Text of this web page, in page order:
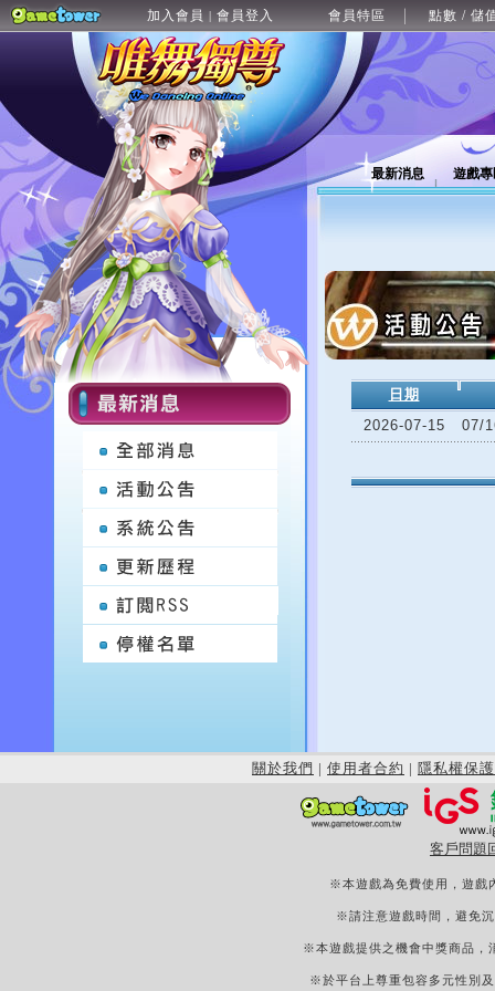
加入會員 | 會員登入 會員特區 點數 / 儲
最新消息 遊戲
日期
2026-07-15
07/
關於我們 | 使用者合約 | 隱私權保護
客戶問題
※本遊戲為免費使用，遊戲
※請注意遊戲時間，避免
※本遊戲提供之機會中獎商品，
※於平台上尊重包容多元性別